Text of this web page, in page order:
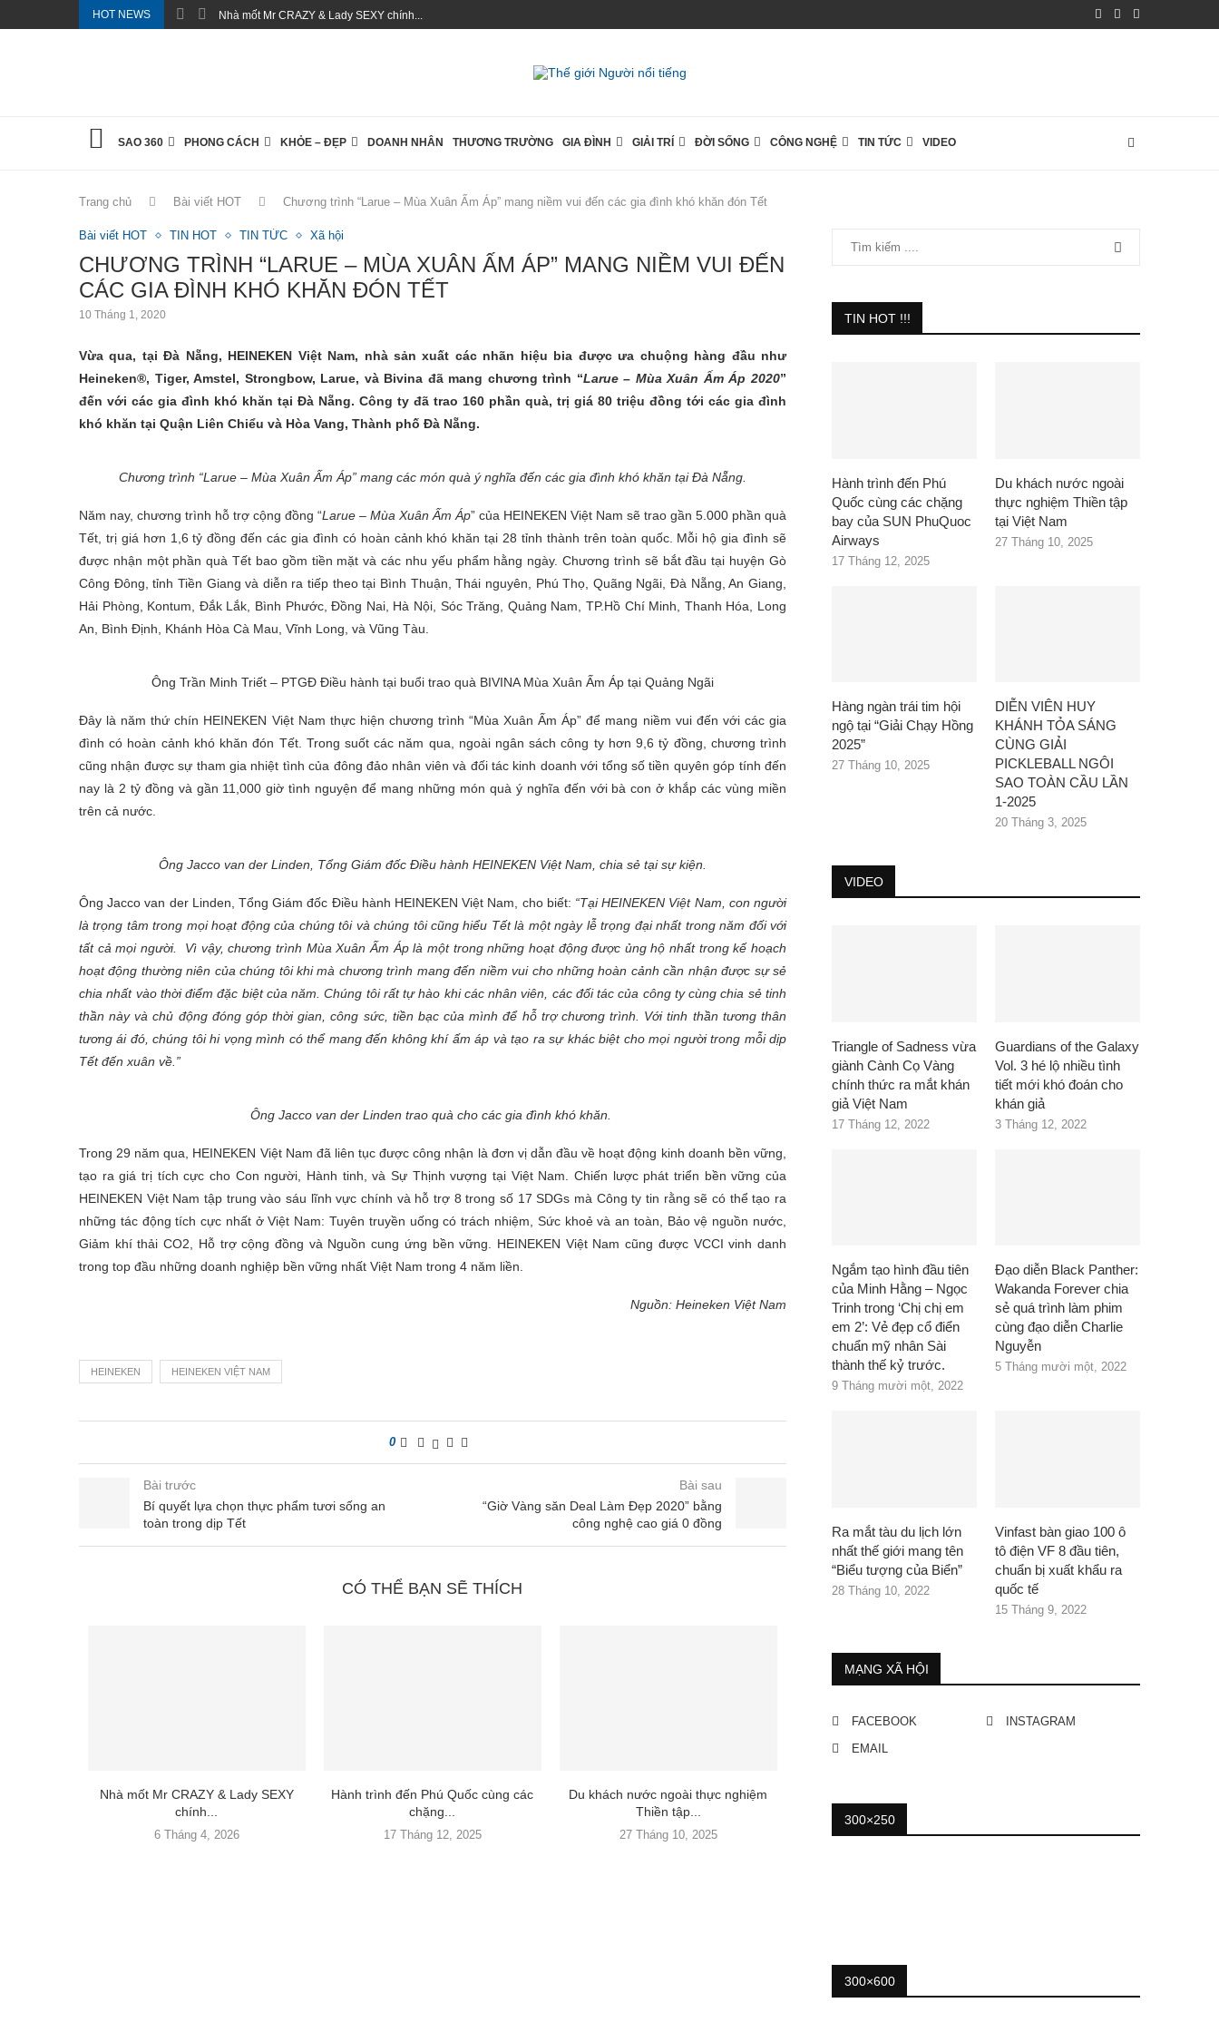
HOT NEWS Nhà mốt Mr CRAZY & Lady SEXY chính...
SAO 360 PHONG CÁCH KHỎE – ĐẸP DOANH NHÂN THƯƠNG TRƯỜNG GIA ĐÌNH GIẢI TRÍ ĐỜI SỐNG CÔNG NGHỆ TIN TỨC VIDEO
Trang chủ Bài viết HOT Chương trình “Larue – Mùa Xuân Ấm Áp” mang niềm vui đến các gia đình khó khăn đón Tết
Bài viết HOT TIN HOT TIN TỨC Xã hội
CHƯƠNG TRÌNH “LARUE – MÙA XUÂN ẤM ÁP” MANG NIỀM VUI ĐẾN
CÁC GIA ĐÌNH KHÓ KHĂN ĐÓN TẾT
10 Tháng 1, 2020
Vừa qua, tại Đà Nẵng, HEINEKEN Việt Nam, nhà sản xuất các nhãn hiệu bia được ưa chuộng hàng đầu như
Heineken®, Tiger, Amstel, Strongbow, Larue, và Bivina đã mang chương trình “Larue – Mùa Xuân Ấm Áp 2020”
đến với các gia đình khó khăn tại Đà Nẵng. Công ty đã trao 160 phần quà, trị giá 80 triệu đồng tới các gia đình
khó khăn tại Quận Liên Chiểu và Hòa Vang, Thành phố Đà Nẵng.
Chương trình “Larue – Mùa Xuân Ấm Áp” mang các món quà ý nghĩa đến các gia đình khó khăn tại Đà Nẵng.
Năm nay, chương trình hỗ trợ cộng đồng “Larue – Mùa Xuân Ấm Áp” của HEINEKEN Việt Nam sẽ trao gần 5.000 phần quà
Tết, trị giá hơn 1,6 tỷ đồng đến các gia đình có hoàn cảnh khó khăn tại 28 tỉnh thành trên toàn quốc. Mỗi hộ gia đình sẽ
được nhận một phần quà Tết bao gồm tiền mặt và các nhu yếu phẩm hằng ngày. Chương trình sẽ bắt đầu tại huyện Gò
Công Đông, tỉnh Tiền Giang và diễn ra tiếp theo tại Bình Thuận, Thái nguyên, Phú Thọ, Quãng Ngãi, Đà Nẵng, An Giang,
Hải Phòng, Kontum, Đắk Lắk, Bình Phước, Đồng Nai, Hà Nội, Sóc Trăng, Quảng Nam, TP.Hồ Chí Minh, Thanh Hóa, Long
An, Bình Định, Khánh Hòa Cà Mau, Vĩnh Long, và Vũng Tàu.
Ông Trần Minh Triết – PTGĐ Điều hành tại buổi trao quà BIVINA Mùa Xuân Ấm Áp tại Quảng Ngãi
Đây là năm thứ chín HEINEKEN Việt Nam thực hiện chương trình “Mùa Xuân Ấm Áp” để mang niềm vui đến với các gia
đình có hoàn cảnh khó khăn đón Tết. Trong suốt các năm qua, ngoài ngân sách công ty hơn 9,6 tỷ đồng, chương trình
cũng nhận được sự tham gia nhiệt tình của đông đảo nhân viên và đối tác kinh doanh với tổng số tiền quyên góp tính đến
nay là 2 tỷ đồng và gần 11,000 giờ tình nguyện để mang những món quà ý nghĩa đến với bà con ở khắp các vùng miền
trên cả nước.
Ông Jacco van der Linden, Tổng Giám đốc Điều hành HEINEKEN Việt Nam, chia sẻ tại sự kiện.
Ông Jacco van der Linden, Tổng Giám đốc Điều hành HEINEKEN Việt Nam, cho biết: “Tại HEINEKEN Việt Nam, con người
là trọng tâm trong mọi hoạt động của chúng tôi và chúng tôi cũng hiểu Tết là một ngày lễ trọng đại nhất trong năm đối với
tất cả mọi người. Vì vậy, chương trình Mùa Xuân Ấm Áp là một trong những hoạt động được ủng hộ nhất trong kế hoạch
hoạt động thường niên của chúng tôi khi mà chương trình mang đến niềm vui cho những hoàn cảnh cần nhận được sự sẻ
chia nhất vào thời điểm đặc biệt của năm. Chúng tôi rất tự hào khi các nhân viên, các đối tác của công ty cùng chia sẻ tinh
thần này và chủ động đóng góp thời gian, công sức, tiền bạc của mình để hỗ trợ chương trình. Với tinh thần tương thân
tương ái đó, chúng tôi hi vọng mình có thể mang đến không khí ấm áp và tạo ra sự khác biệt cho mọi người trong mỗi dịp
Tết đến xuân về.”
Ông Jacco van der Linden trao quà cho các gia đình khó khăn.
Trong 29 năm qua, HEINEKEN Việt Nam đã liên tục được công nhận là đơn vị dẫn đầu về hoạt động kinh doanh bền vững,
tạo ra giá trị tích cực cho Con người, Hành tinh, và Sự Thịnh vượng tại Việt Nam. Chiến lược phát triển bền vững của
HEINEKEN Việt Nam tập trung vào sáu lĩnh vực chính và hỗ trợ 8 trong số 17 SDGs mà Công ty tin rằng sẽ có thể tạo ra
những tác động tích cực nhất ở Việt Nam: Tuyên truyền uống có trách nhiệm, Sức khoẻ và an toàn, Bảo vệ nguồn nước,
Giảm khí thải CO2, Hỗ trợ cộng đồng và Nguồn cung ứng bền vững. HEINEKEN Việt Nam cũng được VCCI vinh danh
trong top đầu những doanh nghiệp bền vững nhất Việt Nam trong 4 năm liền.
Nguồn: Heineken Việt Nam
HEINEKEN HEINEKEN VIỆT NAM
0
Bài trước
Bí quyết lựa chọn thực phẩm tươi sống an
toàn trong dịp Tết
Bài sau
“Giờ Vàng săn Deal Làm Đẹp 2020” bằng
công nghệ cao giá 0 đồng
CÓ THỂ BẠN SẼ THÍCH
Nhà mốt Mr CRAZY & Lady SEXY
chính...
6 Tháng 4, 2026
Hành trình đến Phú Quốc cùng các
chặng...
17 Tháng 12, 2025
Du khách nước ngoài thực nghiệm
Thiền tập...
27 Tháng 10, 2025
TIN HOT !!!
Hành trình đến Phú
Quốc cùng các chặng
bay của SUN PhuQuoc
Airways
17 Tháng 12, 2025
Du khách nước ngoài
thực nghiệm Thiền tập
tại Việt Nam
27 Tháng 10, 2025
Hàng ngàn trái tim hội
ngộ tại “Giải Chạy Hồng
2025”
27 Tháng 10, 2025
DIỄN VIÊN HUY
KHÁNH TỎA SÁNG
CÙNG GIẢI
PICKLEBALL NGÔI
SAO TOÀN CẦU LẦN
1-2025
20 Tháng 3, 2025
VIDEO
Triangle of Sadness vừa
giành Cành Cọ Vàng
chính thức ra mắt khán
giả Việt Nam
17 Tháng 12, 2022
Guardians of the Galaxy
Vol. 3 hé lộ nhiều tình
tiết mới khó đoán cho
khán giả
3 Tháng 12, 2022
Ngắm tạo hình đầu tiên
của Minh Hằng – Ngọc
Trinh trong ‘Chị chị em
em 2’: Vẻ đẹp cổ điển
chuẩn mỹ nhân Sài
thành thế kỷ trước.
9 Tháng mười một, 2022
Đạo diễn Black Panther:
Wakanda Forever chia
sẻ quá trình làm phim
cùng đạo diễn Charlie
Nguyễn
5 Tháng mười một, 2022
Ra mắt tàu du lịch lớn
nhất thế giới mang tên
“Biểu tượng của Biển”
28 Tháng 10, 2022
Vinfast bàn giao 100 ô
tô điện VF 8 đầu tiên,
chuẩn bị xuất khẩu ra
quốc tế
15 Tháng 9, 2022
MẠNG XÃ HỘI
FACEBOOK
INSTAGRAM
EMAIL
300×250
300×600